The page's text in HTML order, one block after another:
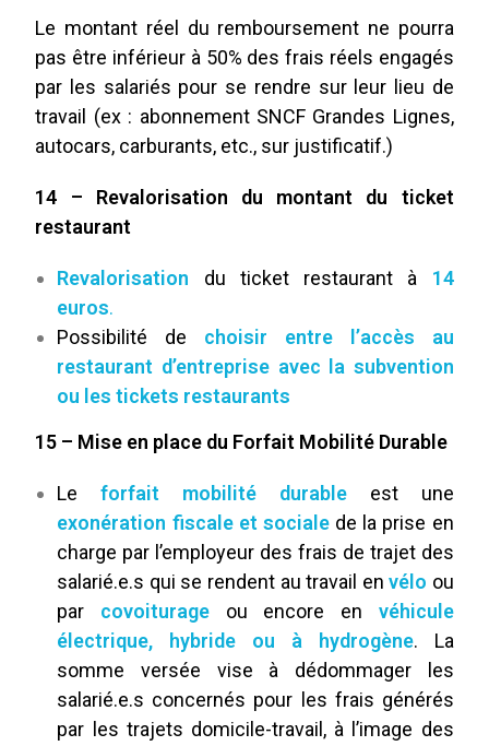
Le montant réel du remboursement ne pourra
pas être inférieur à 50% des frais réels engagés
par les salariés pour se rendre sur leur lieu de
travail (ex : abonnement SNCF Grandes Lignes,
autocars, carburants, etc., sur justificatif.)
14 – Revalorisation du montant du ticket
restaurant
Revalorisation du ticket restaurant à 14
euros.
Possibilité de choisir entre l’accès au
restaurant d’entreprise avec la subvention
ou les tickets restaurants
15 – Mise en place du Forfait Mobilité Durable
Leforfait mobilité durable
est une
exonération fiscale et sociale de la prise en
charge par l’employeur des frais de trajet des
salarié.e.s qui se rendent au travail envélo ou
par covoiturage ou encore en véhicule
électrique, hybride ou à hydrogène. La
somme versée vise à dédommager les
salarié.e.s concernés pour les frais générés
par les trajets domicile-travail, à l’image des